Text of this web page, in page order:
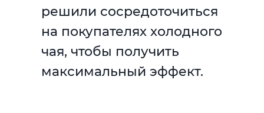
решили сосредоточиться
на покупателях холодного
чая, чтобы получить
максимальный эффект.